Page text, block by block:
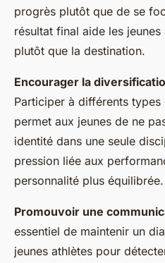
progrès plutôt que de se
résultat final aide les
plutôt que la destination.
Encourager la
Participer à différents types
permet aux jeunes de ne
identité dans une seule
pression liée aux
personnalité plus équilibrée.
Promouvoir une
essentiel de maintenir un
jeunes athlètes pour